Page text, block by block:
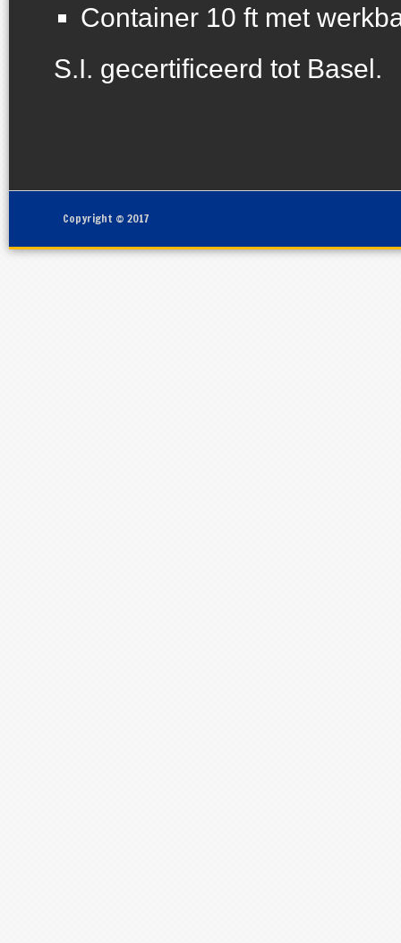
Container 10 ft met
S.I. gecertificeerd tot Basel.
Copyright © 2017